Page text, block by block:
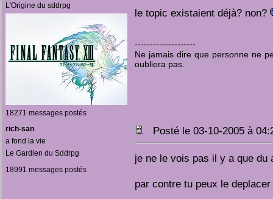
L'Origine du sddrpg
18271 messages postés
le topic existaient déjà? non?
--------------------
Ne jamais dire que personne ne
oubliera pas.
rich-san
a fond la vie
Le Gardien du Sddrpg
18991 messages postés
Posté le 03-10-2005 à
je ne le vois pas il y a que du
par contre tu peux le